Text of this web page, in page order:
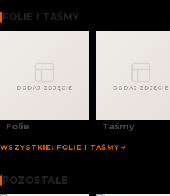
FOLIE I TAŚMY
DODAJ ZDJĘCIE
Folie
DODAJ ZDJĘCIE
Taśmy
WSZYSTKIE: FOLIE I TAŚMY
POZOSTAŁE